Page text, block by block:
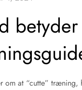
om at “cutte” træning,